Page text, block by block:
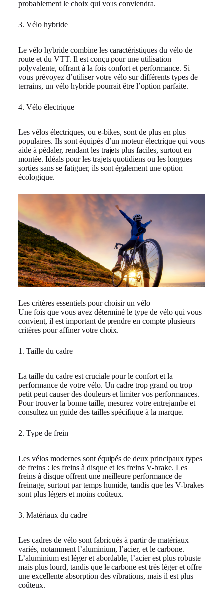
probablement le choix qui vous conviendra.
3. Vélo hybride
Le vélo hybride combine les caractéristiques du vélo de
route et du VTT. Il est conçu pour une utilisation
polyvalente, offrant à la fois confort et performance. Si
vous prévoyez d’utiliser votre vélo sur différents types de
terrains, un vélo hybride pourrait être l’option parfaite.
4. Vélo électrique
Les vélos électriques, ou e-bikes, sont de plus en plus
populaires. Ils sont équipés d’un moteur électrique qui vous
aide à pédaler, rendant les trajets plus faciles, surtout en
montée. Idéals pour les trajets quotidiens ou les longues
sorties sans se fatiguer, ils sont également une option
écologique.
Les critères essentiels pour choisir un vélo
Une fois que vous avez déterminé le type de vélo qui vous
convient, il est important de prendre en compte plusieurs
critères pour affiner votre choix.
1. Taille du cadre
La taille du cadre est cruciale pour le confort et la
performance de votre vélo. Un cadre trop grand ou trop
petit peut causer des douleurs et limiter vos performances.
Pour trouver la bonne taille, mesurez votre entrejambe et
consultez un guide des tailles spécifique à la marque.
2. Type de frein
Les vélos modernes sont équipés de deux principaux types
de freins : les freins à disque et les freins V-brake. Les
freins à disque offrent une meilleure performance de
freinage, surtout par temps humide, tandis que les V-brakes
sont plus légers et moins coûteux.
3. Matériaux du cadre
Les cadres de vélo sont fabriqués à partir de matériaux
variés, notamment l’aluminium, l’acier, et le carbone.
L’aluminium est léger et abordable, l’acier est plus robuste
mais plus lourd, tandis que le carbone est très léger et offre
une excellente absorption des vibrations, mais il est plus
coûteux.